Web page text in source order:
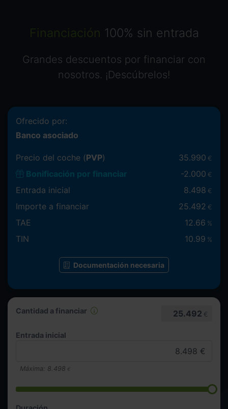
Financiación 100% sin entrada
Grandes descuentos por financiar con
nosotros. ¡Descúbrelos!
Cantidad a financiar 25.492 €
Entrada inicial
Máxima: 8.498 €
Ofrecido por:
Banco asociado
Precio del coche (PVP) 35.990 €
Bonificación por financiar -2.000 €
Entrada inicial 8.498 €
Importe a financiar 25.492 €
TAE 12.66 %
TIN 10.99 %
Documentación necesaria